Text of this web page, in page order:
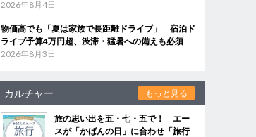
2026年8月4日
物価高でも「夏は家族で長距離ドライブ」 宿泊ド
ライブ予算4万円超、渋滞・猛暑への備えも必須
2026年8月3日
カルチャー もっと見る
旅の思い出を五・七・五で！ エー
スが「かばんの日」に合わせ「旅行